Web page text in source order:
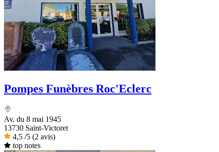
Pompes Funèbres Roc'Eclerc
Av. du 8 mai 1945
13730 Saint-Victoret
4,5 /5 (2 avis)
top notes